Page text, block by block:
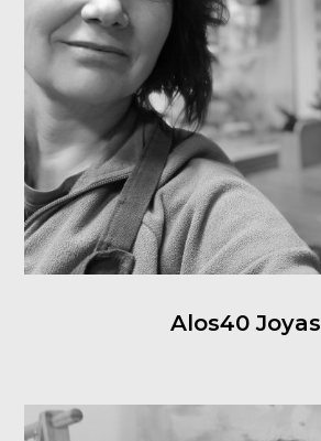
Alos40 Joyas